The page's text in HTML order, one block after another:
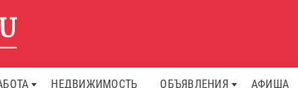
НЕДВИЖИМОСТЬ ОБЪЯВЛЕНИЯ АФИША